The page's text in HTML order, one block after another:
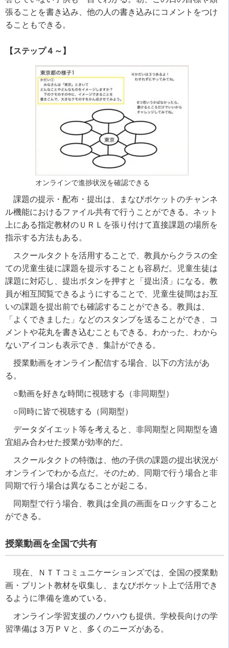
張ることを書き込み、他の人の書き込みにコメントをつけ
ることもできる。
【ステップ４～】
オンラインで進捗状況を確認できる
課題の提示・配布・提出は、まなびポケットのチャンネ
ル機能におけるファイル共有で行うことができる。ネット
上にある指定教材のＵＲＬを張り付けて直接課題の場所を
指示する方法もある。
スクールタクトを活用することで、教員からクラスの全
ての児童生徒に課題を提示することも容易だ。児童生徒は
課題に対応し、提出ボタンを押すと「提出済」になる。教
員が相互閲覧できるようにすることで、児童生徒間はお互
いの課題を提出前でも確認することができる。教員は、
「よくできました」などのスタンプを送ることができ、コ
メントや花丸を書き込むこともできる。わかった、わから
ないアイコンも表示でき、集計ができる。
授業動画をオンライン配信する場合、以下の方法があ
る。
○動画を好きな時間に視聴する（非同期型）
○同時に皆で視聴する（同期型）
データダイエット等を考えると、非同期型と同期型を適
宜組み合わせた授業が効率的だ。
スクールタクトの特徴は、他の子供の課題の提出状況が
オンラインでわかる点だ。そのため、同期で行う場合と非
同期で行う場合は異なることが起こる。
同期型で行う場合、教員は全員の画面をロックすること
ができる。
授業動画を全国で共有
現在、ＮＴＴコミュニケーションズでは、全国の授業動
画・プリント教材を収集し、まなびポケット上で活用でき
るように準備を進めている。
オンライン学習支援のノウハウも提供。学校長向けの学
習準備は３万ＰＶと、多くのニーズがある。